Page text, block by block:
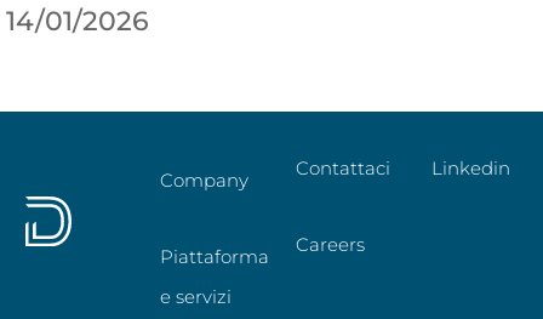
14/01/2026
Company
Piattaforma
e servizi
Contattaci
Careers
Linkedin